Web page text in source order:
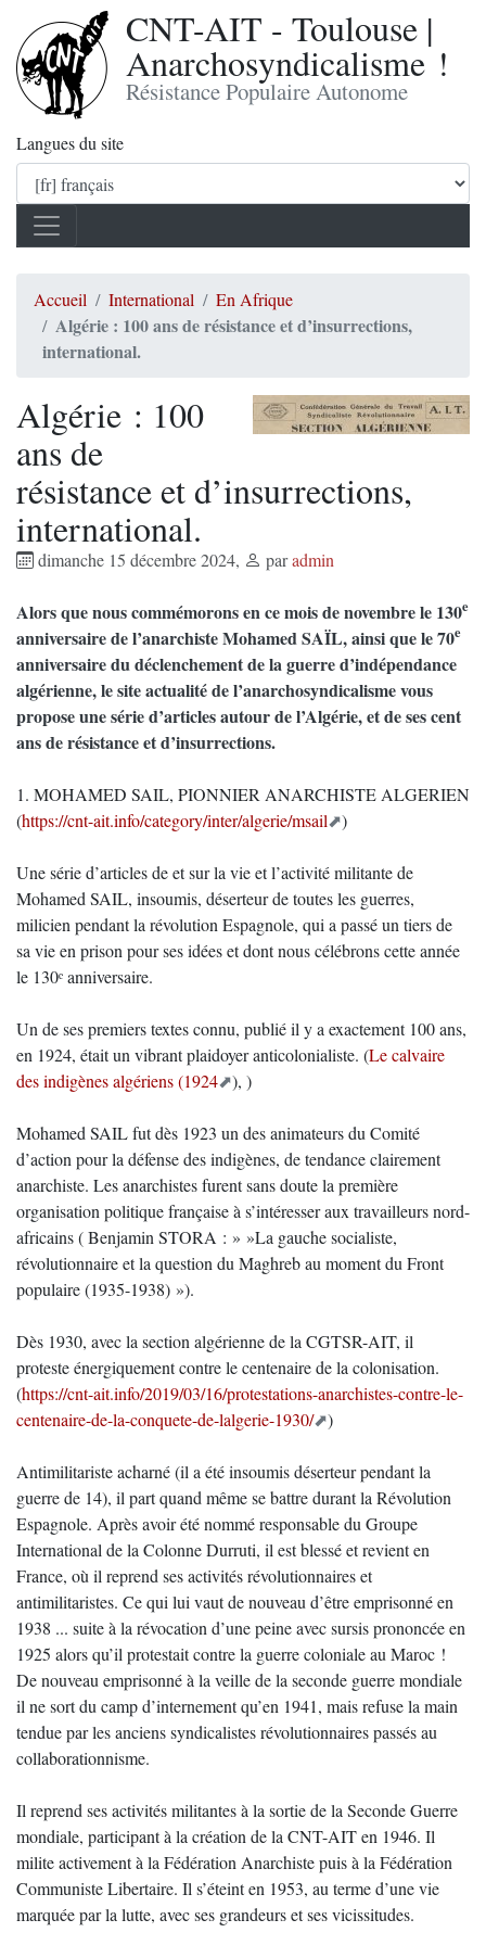
CNT-AIT - Toulouse |
Anarchosyndicalisme !
Résistance Populaire Autonome
Langues du site
Accueil International En Afrique
Algérie : 100 ans de résistance et d’insurrections,
international.
Algérie : 100
ans de
résistance et d’insurrections,
international.
dimanche 15 décembre 2024, paradmin
Alors que nous commémorons en ce mois de novembre le 130e
anniversaire de l’anarchiste Mohamed SAÏL, ainsi que le 70e
anniversaire du déclenchement de la guerre d’indépendance
algérienne, le site actualité de l’anarchosyndicalisme vous
propose une série d’articles autour de l’Algérie, et de ses cent
ans de résistance et d’insurrections.
1. MOHAMED SAIL, PIONNIER ANARCHISTE ALGERIEN
(https://cnt-ait.info/category/inter/algerie/msail )
Une série d’articles de et sur la vie et l’activité militante de
Mohamed SAIL, insoumis, déserteur de toutes les guerres,
milicien pendant la révolution Espagnole, qui a passé un tiers de
sa vie en prison pour ses idées et dont nous célébrons cette année
le 130ᵉ anniversaire.
Un de ses premiers textes connu, publié il y a exactement 100 ans,
en 1924, était un vibrant plaidoyer anticolonialiste. (Le calvaire
des indigènes algériens (1924
), )
Mohamed SAIL fut dès 1923 un des animateurs du Comité
d’action pour la défense des indigènes, de tendance clairement
anarchiste. Les anarchistes furent sans doute la première
organisation politique française à s’intéresser aux travailleurs nord-
africains ( Benjamin STORA : » »La gauche socialiste,
révolutionnaire et la question du Maghreb au moment du Front
populaire (1935-1938) »).
Dès 1930, avec la section algérienne de la CGTSR-AIT, il
proteste énergiquement contre le centenaire de la colonisation.
(https://cnt-ait.info/2019/03/16/protestations-anarchistes-contre-le-
centenaire-de-la-conquete-de-lalgerie-1930/
)
Antimilitariste acharné (il a été insoumis déserteur pendant la
guerre de 14), il part quand même se battre durant la Révolution
Espagnole. Après avoir été nommé responsable du Groupe
International de la Colonne Durruti, il est blessé et revient en
France, où il reprend ses activités révolutionnaires et
antimilitaristes. Ce qui lui vaut de nouveau d’être emprisonné en
1938 ... suite à la révocation d’une peine avec sursis prononcée en
1925 alors qu’il protestait contre la guerre coloniale au Maroc !
De nouveau emprisonné à la veille de la seconde guerre mondiale
il ne sort du camp d’internement qu’en 1941, mais refuse la main
tendue par les anciens syndicalistes révolutionnaires passés au
collaborationnisme.
Il reprend ses activités militantes à la sortie de la Seconde Guerre
mondiale, participant à la création de la CNT-AIT en 1946. Il
milite activement à la Fédération Anarchiste puis à la Fédération
Communiste Libertaire. Il s’éteint en 1953, au terme d’une vie
marquée par la lutte, avec ses grandeurs et ses vicissitudes.